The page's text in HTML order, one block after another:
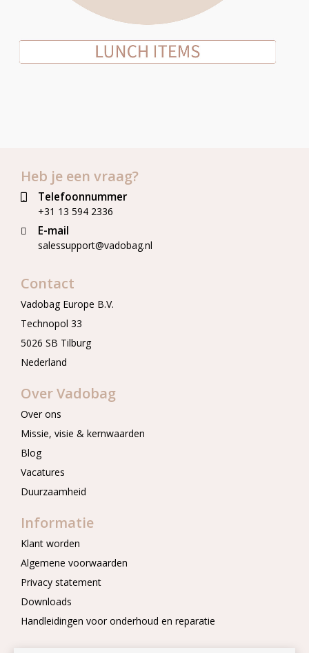
Heb je een vraag?
Telefoonnummer
+31 13 594 2336
E-mail
salessupport@vadobag.nl
Contact
Vadobag Europe B.V.
Technopol 33
5026 SB Tilburg
Nederland
Over Vadobag
Over ons
Missie, visie & kernwaarden
Blog
Vacatures
Duurzaamheid
Informatie
Klant worden
Algemene voorwaarden
Privacy statement
Downloads
Handleidingen voor onderhoud en reparatie